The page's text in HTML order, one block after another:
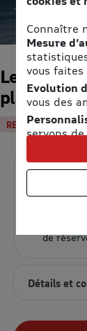
Les
plus !
REMISE
Profitez
partir
Mer,
de
Détails et
Connaître
Mesure
vous
Evolution
vous des
servons
et
Univers
publicités
Connaître